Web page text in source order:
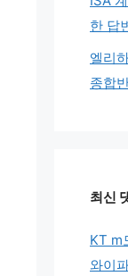
한 답
엘리
종합
최신
KT m
와이